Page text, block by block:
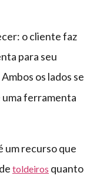
o cliente faz
para seu
Ambos os lados se
uma ferramenta
um recurso que
toldeiros quanto